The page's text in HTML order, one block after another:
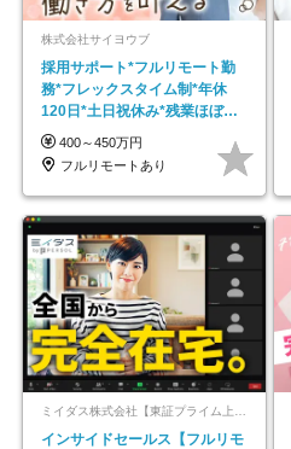
株式会社サイヨウブ
採用サポート*フルリモート勤
務*フレックスタイム制*年休
120日*土日祝休み*残業ほぼな
し*育児中社員8割以上
400～450万円
フルリモートあり
ミイダス株式会社【東証プライム上場パーソルグループ】
インサイドセールス【フルリモ